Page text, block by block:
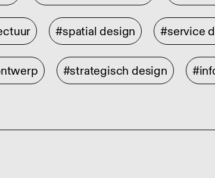
#spatial design #service
#strategisch design